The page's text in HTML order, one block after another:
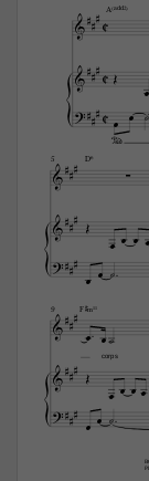




5
corps
9
C
C
C
 A(„ˆˆ2)


 D6



 F©‹11




 

  
  
 


 